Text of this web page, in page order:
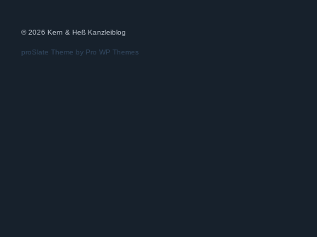
© 2026 Kern & Heß Kanzleiblog
proSlate Theme by Pro WP Themes